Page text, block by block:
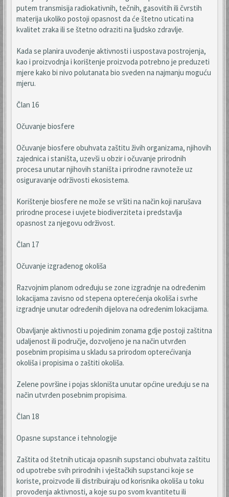
putem transmisija radiokativnih, tečnih, gasovitih ili čvrstih
materija ukoliko postoji opasnost da će štetno uticati na
kvalitet zraka ili se štetno odraziti na ljudsko zdravlje.
Kada se planira uvođenje aktivnosti i uspostava postrojenja,
kao i proizvodnja i korištenje proizvoda potrebno je preduzeti
mjere kako bi nivo polutanata bio sveden na najmanju moguću
mjeru.
Član 16
Očuvanje biosfere
Očuvanje biosfere obuhvata zaštitu živih organizama, njihovih
zajednica i staništa, uzevši u obzir i očuvanje prirodnih
procesa unutar njihovih staništa i prirodne ravnoteže uz
osiguravanje održivosti ekosistema.
Korištenje biosfere ne može se vršiti na način koji narušava
prirodne procese i uvjete biodiverziteta i predstavlja
opasnost za njegovu održivost.
Član 17
Očuvanje izgrađenog okoliša
Razvojnim planom određuju se zone izgradnje na određenim
lokacijama zavisno od stepena opterećenja okoliša i svrhe
izgradnje unutar određenih dijelova na određenim lokacijama.
Obavljanje aktivnosti u pojedinim zonama gdje postoji zaštitna
udaljenost ili područje, dozvoljeno je na način utvrđen
posebnim propisima u skladu sa prirodom opterećivanja
okoliša i propisima o zaštiti okoliša.
Zelene površine i pojas skloništa unutar općine uređuju se na
način utvrđen posebnim propisima.
Član 18
Opasne supstance i tehnologije
Zaštita od štetnih uticaja opasnih supstanci obuhvata zaštitu
od upotrebe svih prirodnih i vještačkih supstanci koje se
koriste, proizvode ili distribuiraju od korisnika okoliša u toku
provođenja aktivnosti, a koje su po svom kvantitetu ili